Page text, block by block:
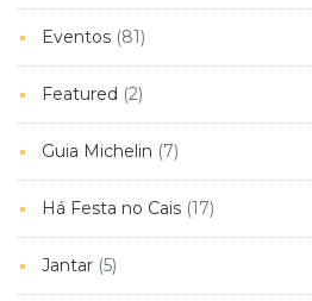
Eventos (81)
Featured (2)
Guia Michelin (7)
Há Festa no Cais (17)
Jantar (5)